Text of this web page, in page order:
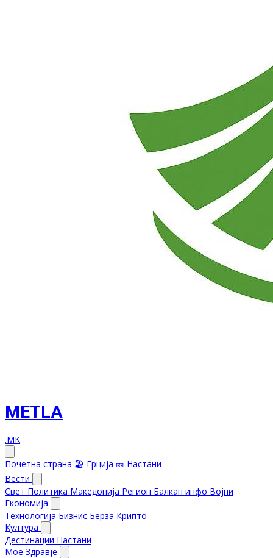
METLA
.MK
Почетна страна 🏖️ Грција 🎫 Настани
Вести
Свет Политика Македонија Регион Балкан инфо Војни
Економија
Технологија Бизнис Берза Крипто
Култура
Дестинации Настани
Мое Здравје